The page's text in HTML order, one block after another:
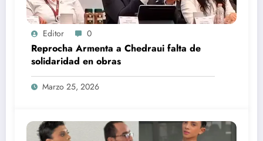
Editor 0
Reprocha Armenta a Chedraui falta de
solidaridad en obras
Marzo 25, 2026